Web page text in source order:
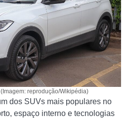
reprodução/Wikipédia)
dos SUVs mais populares no
espaço interno e tecnologias